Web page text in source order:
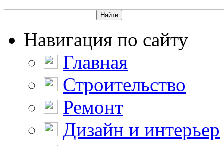
Навигация по сайту
Главная
Строительство
Ремонт
Дизайн и интерьер